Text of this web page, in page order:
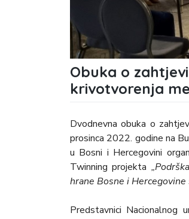
Obuka o
krivotvorenja
Dvodnevna obuka o
prosinca 2022. godine na
u Bosni i Hercegovini
Twinning projekta
hrane Bosne i
Predstavnici Nacionalnog